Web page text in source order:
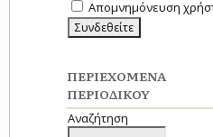
Απομνημόνευση
ΠΕΡΙΕΧΌΜΕΝΑ
ΠΕΡΙΟΔΙΚΟΎ
Αναζήτηση